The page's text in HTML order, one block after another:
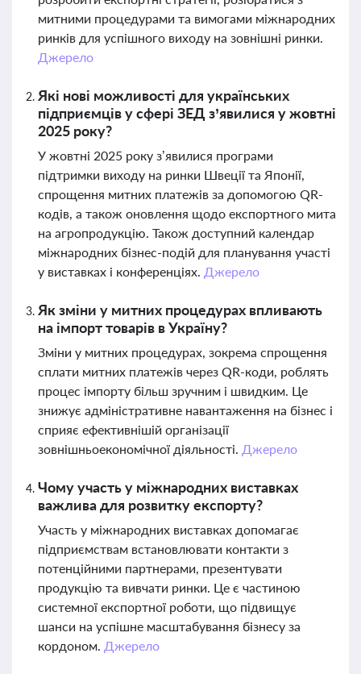
митними процедурами та вимогами міжнародних
ринків для успішного виходу на зовнішні ринки.
Джерело
Які нові можливості для українських
підприємців у сфері ЗЕД з’явилися у жовтні
2025 року?
У жовтні 2025 року з’явилися програми
підтримки виходу на ринки Швеції та Японії,
спрощення митних платежів за допомогою QR-
кодів, а також оновлення щодо експортного мита
на агропродукцію. Також доступний календар
міжнародних бізнес-подій для планування участі
у виставках і конференціях. Джерело
Як зміни у митних процедурах впливають
на імпорт товарів в Україну?
Зміни у митних процедурах, зокрема спрощення
сплати митних платежів через QR-коди, роблять
процес імпорту більш зручним і швидким. Це
знижує адміністративне навантаження на бізнес і
сприяє ефективнішій організації
зовнішньоекономічної діяльності. Джерело
Чому участь у міжнародних виставках
важлива для розвитку експорту?
Участь у міжнародних виставках допомагає
підприємствам встановлювати контакти з
потенційними партнерами, презентувати
продукцію та вивчати ринки. Це є частиною
системної експортної роботи, що підвищує
шанси на успішне масштабування бізнесу за
кордоном. Джерело